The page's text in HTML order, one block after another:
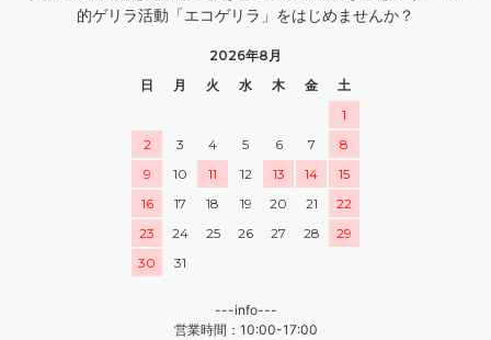
的ゲリラ活動「エコゲリラ」をはじめませんか？
2026年8月
日
月 火 水 木 金
土
1
2
3 4 5 6 7
8
9
10 11 12 13 14
15
16
17 18 19 20 21
22
23
24 25 26 27 28
29
30
31
---info---
営業時間：10:00-17:00